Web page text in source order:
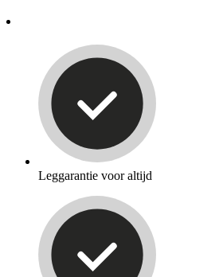
Leggarantie voor altijd